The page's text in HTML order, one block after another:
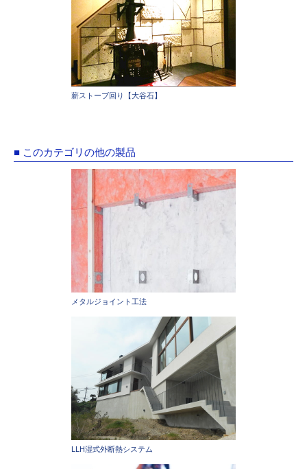
薪ストーブ回り【大谷石】
■ このカテゴリの他の製品
メタルジョイント工法
LLH湿式外断熱システム